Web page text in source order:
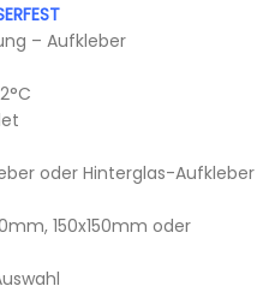
– Aufkleber
oder Hinterglas-Aufkleber
150x150mm oder